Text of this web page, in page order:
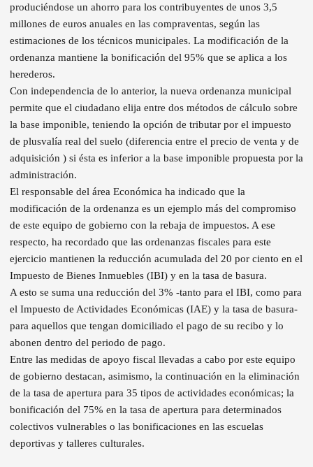
produciéndose un ahorro para los contribuyentes de unos 3,5
millones de euros anuales en las compraventas, según las
estimaciones de los técnicos municipales. La modificación de la
ordenanza mantiene la bonificación del 95% que se aplica a los
herederos.
Con independencia de lo anterior, la nueva ordenanza municipal
permite que el ciudadano elija entre dos métodos de cálculo sobre
la base imponible, teniendo la opción de tributar por el impuesto
de plusvalía real del suelo (diferencia entre el precio de venta y de
adquisición ) si ésta es inferior a la base imponible propuesta por la
administración.
El responsable del área Económica ha indicado que la
modificación de la ordenanza es un ejemplo más del compromiso
de este equipo de gobierno con la rebaja de impuestos. A ese
respecto, ha recordado que las ordenanzas fiscales para este
ejercicio mantienen la reducción acumulada del 20 por ciento en el
Impuesto de Bienes Inmuebles (IBI) y en la tasa de basura.
A esto se suma una reducción del 3% -tanto para el IBI, como para
el Impuesto de Actividades Económicas (IAE) y la tasa de basura-
para aquellos que tengan domiciliado el pago de su recibo y lo
abonen dentro del periodo de pago.
Entre las medidas de apoyo fiscal llevadas a cabo por este equipo
de gobierno destacan, asimismo, la continuación en la eliminación
de la tasa de apertura para 35 tipos de actividades económicas; la
bonificación del 75% en la tasa de apertura para determinados
colectivos vulnerables o las bonificaciones en las escuelas
deportivas y talleres culturales.